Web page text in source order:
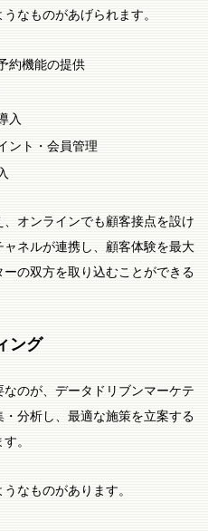
なものがあげられます。
約機能の提供
入
ント・会員管理
オンラインでも顧客接点を設け
ネルが連携し、顧客体験を最大
の双方を取り込むことができる
ング
のが、データドリブンマーケテ
分析し、最適な施策を立案する
。
なものがあります。